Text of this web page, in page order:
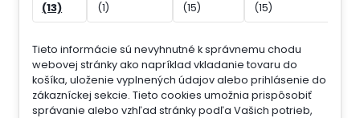
(13)
(1)
(15)
(15)
Tieto informácie sú nevyhnutné k správnemu chodu
webovej stránky ako napríklad vkladanie tovaru do
košíka, uloženie vyplnených údajov alebo prihlásenie do
zákazníckej sekcie. Tieto cookies umožnia prispôsobiť
správanie alebo vzhľad stránky podľa Vašich potrieb,